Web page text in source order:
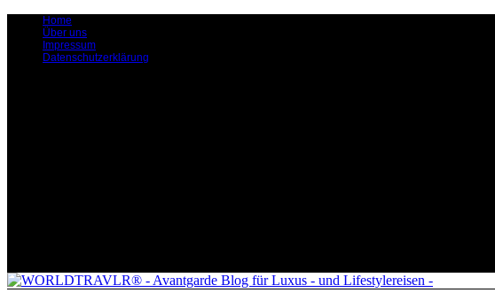
Home
Über uns
Impressum
Datenschutzerklärung